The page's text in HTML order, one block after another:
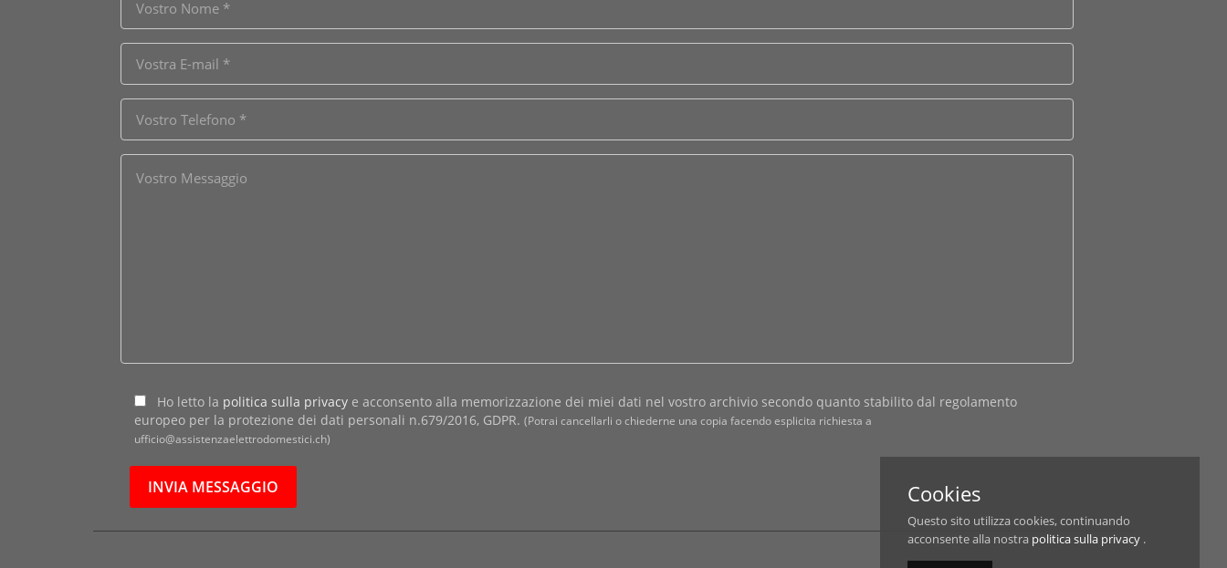
Ho letto la politica sulla privacy e acconsento alla memorizzazione dei miei dati nel vostro archivio secondo quanto stabilito dal regolamento
europeo per la protezione dei dati personali n.679/2016, GDPR. (Potrai cancellarli o chiederne una copia facendo esplicita richiesta a
ufficio@assistenzaelettrodomestici.ch)
Cookies
Questo sito utilizza cookies, continuando
acconsente alla nostra politica sulla privacy .